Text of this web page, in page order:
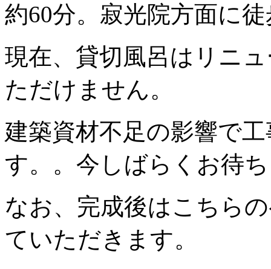
約60分。寂光院方面に
現在、貸切風呂はリニ
ただけません。
建築資材不足の影響で
す。。今しばらくお待
なお、完成後はこちら
ていただきます。